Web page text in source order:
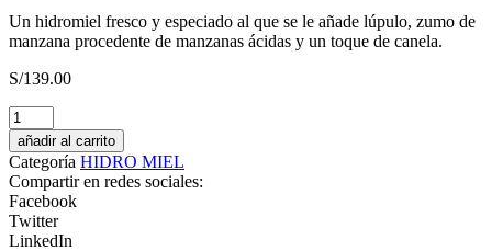
Un hidromiel fresco y especiado al que se le añade lúpulo, zumo de
manzana procedente de manzanas ácidas y un toque de canela.
S/139.00
Cañazo
Caña
Alta
Reposado
cantidad
añadir al carrito
Categoría HIDRO MIEL
Compartir en redes sociales:
Facebook
Twitter
LinkedIn